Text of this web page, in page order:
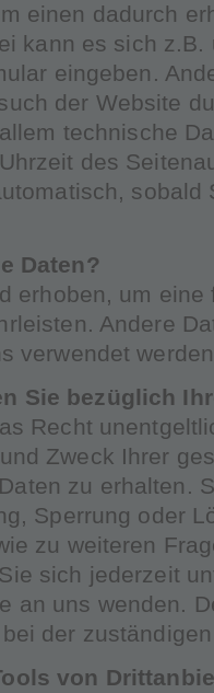
einen dadurch
kann es sich
eingeben.
der Website
technische
des
sobald
Daten?
erhoben, um
Andere
verwendet
Sie bezüglich
Recht
Zweck Ihrer
zu erhalten.
Sperrung oder
zu weiteren
sich jederzeit
an uns wenden.
der
von